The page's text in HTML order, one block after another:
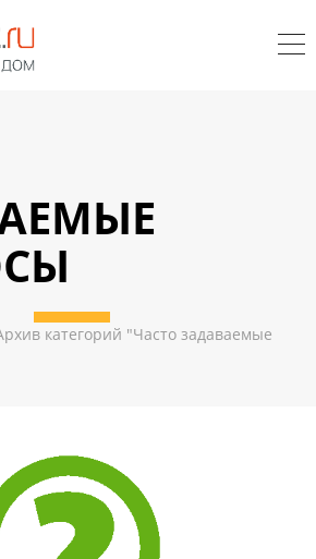
категорий "Часто задаваемые